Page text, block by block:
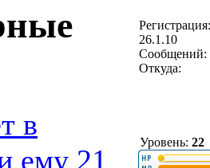
в
ему 21
Регистрация:
26.1.10
Сообщений:
Откуда:
Уровень: 22